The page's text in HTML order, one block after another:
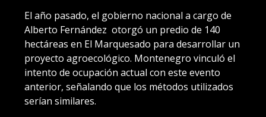
El año pasado, el gobierno nacional a cargo de
Alberto Fernández otorgó un predio de 140
hectáreas en El Marquesado para desarrollar un
proyecto agroecológico. Montenegro vinculó el
intento de ocupación actual con este evento
anterior, señalando que los métodos utilizados
serían similares.